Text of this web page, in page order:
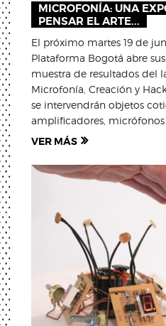
MICROFONÍA: UNA
PENSAR EL ARTE...
El próximo martes 19 de
Plataforma Bogotá abre
muestra de resultados del
Microfonía, Creación y
se intervendrán objetos
amplificadores, micrófonos
VER MÁS